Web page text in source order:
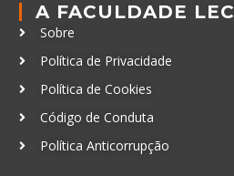
A FACULDADE LEC
Sobre
Política de Privacidade
Política de Cookies
Código de Conduta
Política Anticorrupção